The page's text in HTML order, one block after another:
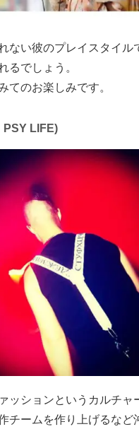
ない彼のプレイスタイル
るでしょう。
てのお楽しみです。
PSY LIFE)
ッションというカルチャ
チームを作り上げるなど